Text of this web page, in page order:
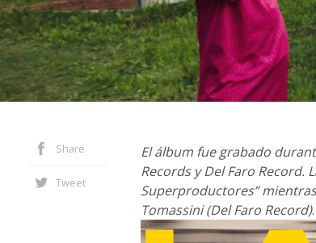
Share
Tweet
El álbum fue grabado
Records y Del Faro Record.
Superproductores”
Tomassini (Del Faro Record).